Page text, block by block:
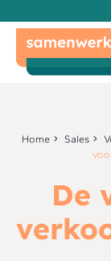
Home Sales
De